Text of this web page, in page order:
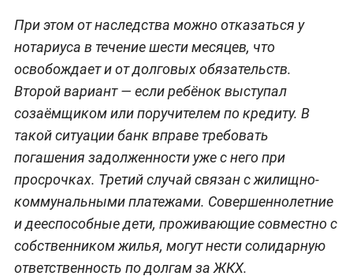
При этом от наследства можно отказаться у
нотариуса в течение шести месяцев, что
освобождает и от долговых обязательств.
Второй вариант — если ребёнок выступал
созаёмщиком или поручителем по кредиту. В
такой ситуации банк вправе требовать
погашения задолженности уже с него при
просрочках. Третий случай связан с жилищно-
коммунальными платежами. Совершеннолетние
и дееспособные дети, проживающие совместно с
собственником жилья, могут нести солидарную
ответственность по долгам за ЖКХ.